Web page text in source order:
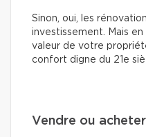
Sinon, oui, les
investissement. Mais
valeur de votre
confort digne du 21e
Vendre ou acheter